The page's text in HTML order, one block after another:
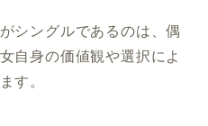
シングルであるのは、偶
自身の価値観や選択によ
す。